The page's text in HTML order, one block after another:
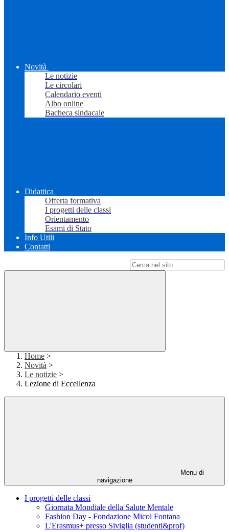
Novità
Le notizie
Le circolari
Calendario eventi
Albo online
Bacheca sindacale
Didattica
Offerta formativa
I progetti delle classi
Orientamento
Esami di Stato
Info Utili
Contatti
Home >
Novità >
Le notizie >
Lezione di Eccellenza
Menu di
navigazione
I progetti delle classi
Giornata Mondiale della Salute Mentale
Fashion Day - Fondazione Micol Fontana
L'Erasmus+ presso Siviglia (studenti&prof)